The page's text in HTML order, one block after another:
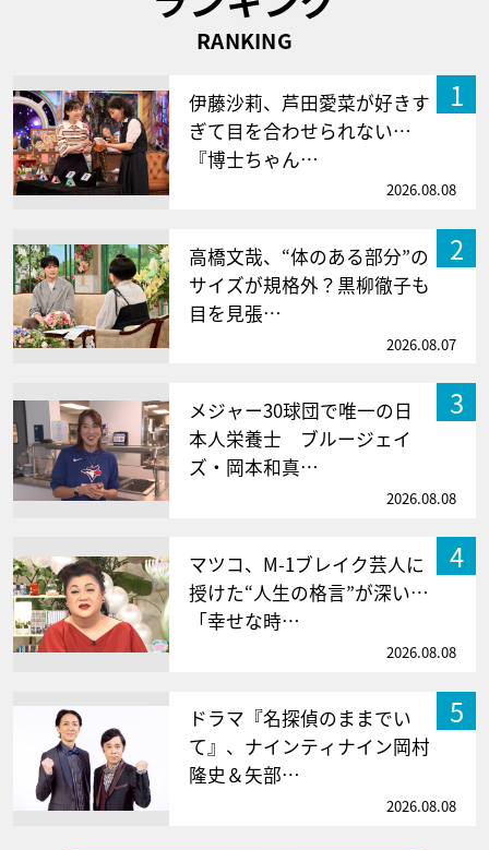
RANKING
1
伊藤沙莉、芦田愛菜が好きす
ぎて目を合わせられない…
『博士ちゃん…
2026.08.08
2
高橋文哉、“体のある部分”の
サイズが規格外？黒柳徹子も
目を見張…
2026.08.07
3
メジャー30球団で唯一の日
本人栄養士 ブルージェイ
ズ・岡本和真…
2026.08.08
4
マツコ、M-1ブレイク芸人に
授けた“人生の格言”が深い…
「幸せな時…
2026.08.08
5
ドラマ『名探偵のままでい
て』、ナインティナイン岡村
隆史＆矢部…
2026.08.08